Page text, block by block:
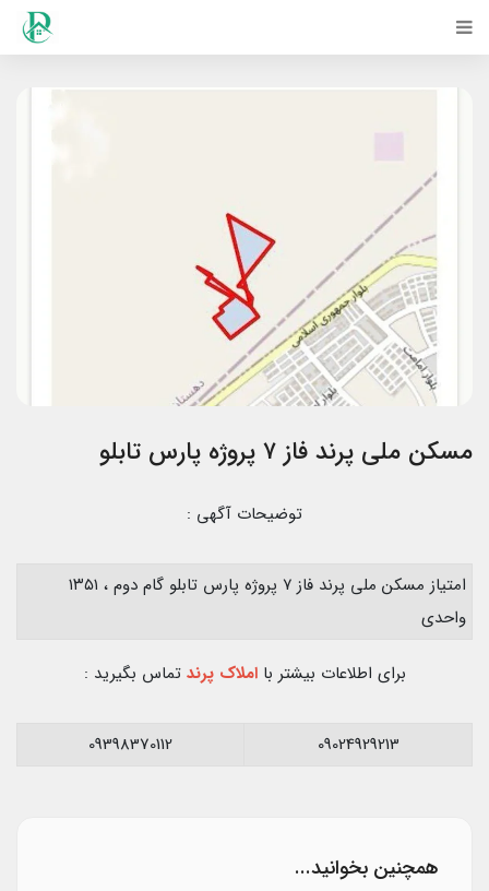
مسکن ملی پرند فاز ۷ پروژه پارس تابلو
توضیحات آگهی :
امتیاز مسکن ملی پرند فاز ۷ پروژه پارس تابلو گام دوم ، ۱۳۵۱
واحدی
برای اطلاعات بیشتر بااملاک پرند تماس بگیرید :
09024929213
09398370112
همچنین بخوانید...